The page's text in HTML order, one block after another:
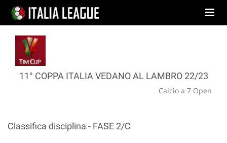
11° COPPA ITALIA VEDANO AL LAMBRO 22/23
Calcio a 7 Open
Classifica disciplina - FASE 2/C